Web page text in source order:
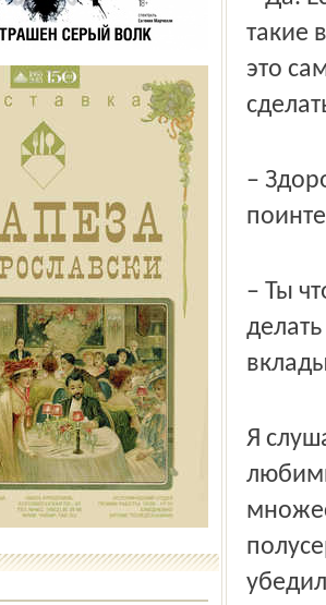
такие
это
–
– Ты
Я